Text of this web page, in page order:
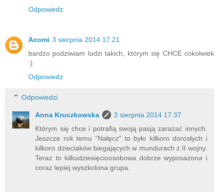
Odpowiedz
Acomi 3 sierpnia 2014 17:21
bardzo podziwiam ludzi takich, którym się CHCE cokolwiek
:)
Odpowiedz
Odpowiedzi
Anna Kruczkowska
3 sierpnia 2014 17:37
Którym się chce i potrafią swoją pasją zarażać innych.
Jeszcze rok temu "Nałęcz" to było kilkoro dorosłych i
kilkoro dzieciaków biegających w mundurach z II wojny.
Teraz to kilkudziesięcioosobowa dobrze wyposażona i
coraz lepiej wyszkolona grupa.